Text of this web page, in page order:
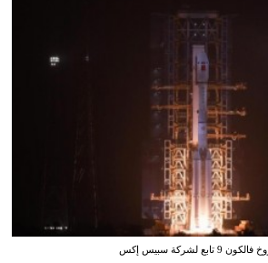
9 تابع لشركة سبيس إكس